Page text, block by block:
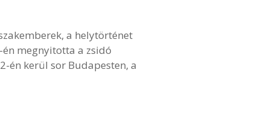
a helytörténet
megnyitotta a zsidó
én kerül sor Budapesten, a